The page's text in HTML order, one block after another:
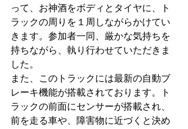
って、お神酒をボディとタイヤに、ト
ラックの周りを１周しながらかけてい
きます。参加者一同、厳かな気持ちを
持ちながら、執り行わせていただきま
した。
また、このトラックには最新の自動ブ
レーキ機能が搭載されております。ト
ラックの前面にセンサーが搭載され、
前を走る車や、障害物に近づくと決め